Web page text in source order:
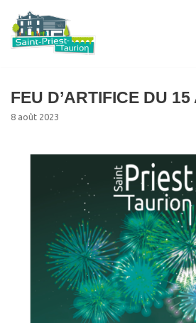
Aller
au
contenu
FEU D’ARTIFICE DU 15
8 août 2023